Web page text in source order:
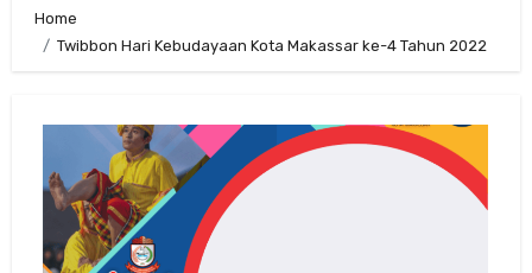
Home
Twibbon Hari Kebudayaan Kota Makassar ke-4 Tahun 2022